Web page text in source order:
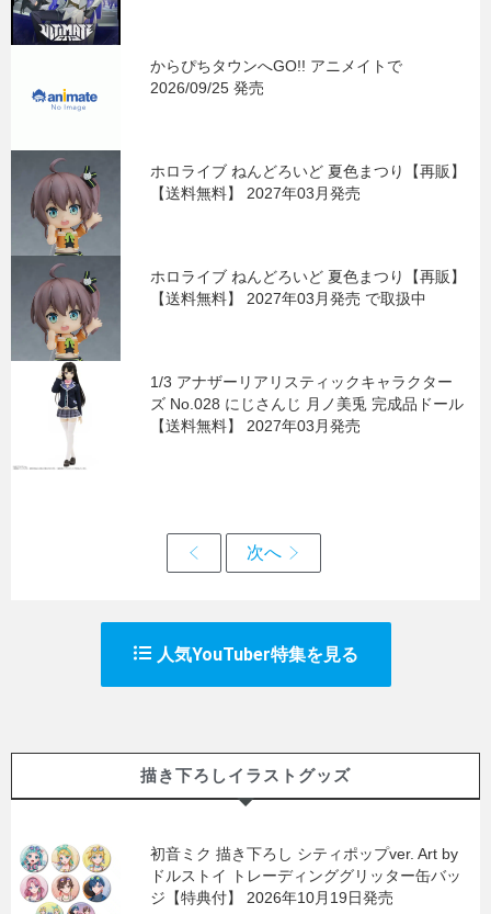
からぴちタウンへGO!! アニメイトで
2026/09/25 発売
ホロライブ ねんどろいど 夏色まつり【再販】
【送料無料】 2027年03月発売
ホロライブ ねんどろいど 夏色まつり【再販】
【送料無料】 2027年03月発売 で取扱中
1/3 アナザーリアリスティックキャラクター
ズ No.028 にじさんじ 月ノ美兎 完成品ドール
【送料無料】 2027年03月発売
人気YouTuber特集を見る
描き下ろしイラストグッズ
初音ミク 描き下ろし シティポップver. Art by
ドルストイ トレーディンググリッター缶バッ
ジ【特典付】 2026年10月19日発売